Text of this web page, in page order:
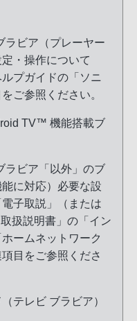
ビア（プレーヤー
・操作について
プガイドの「ソニ
ご参照ください。
TV™ 機能搭載ブ
ビア「以外」のブ
に対応）必要な設
子取説」（または
扱説明書」の「イン
ームネットワーク
目をご参照くださ
テレビ ブラビア）